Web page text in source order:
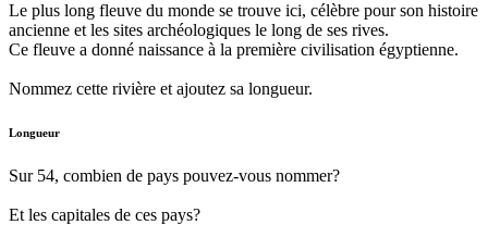
Le plus long fleuve du monde se trouve ici, célèbre pour son histoire
ancienne et les sites archéologiques le long de ses rives.
Ce fleuve a donné naissance à la première civilisation égyptienne.
Nommez cette rivière et ajoutez sa longueur.
Longueur
Sur 54, combien de pays pouvez-vous nommer?
Et les capitales de ces pays?